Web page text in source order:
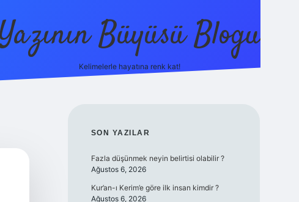
Büyüsü Blogu
Kelimelerle hayatına renk kat!
SIDEBAR
SON YAZILAR
Fazla düşünmek neyin belirtisi olabilir ?
Ağustos 6, 2026
Kur’an-ı Kerim’e göre ilk insan kimdir ?
Ağustos 6, 2026